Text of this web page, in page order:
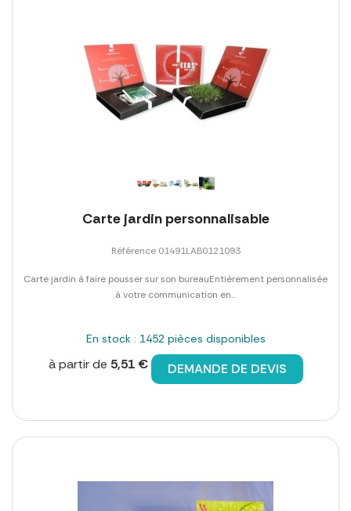
Carte jardin personnalisable
Référence 01491LAB0121093
Carte jardin à faire pousser sur son bureauEntièrement personnalisée
à votre communication en...
En stock : 1452 pièces disponibles
à partir de 5,51 € DEMANDE DE DEVIS